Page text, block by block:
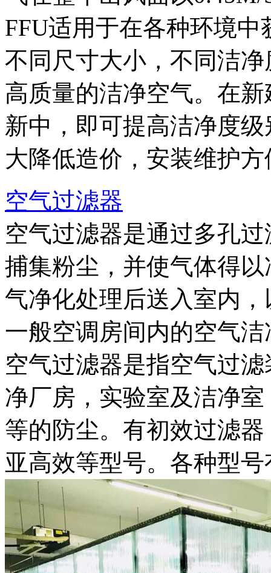
FFU适用于在各种环境
不同尺寸大小，不同洁
高质量的洁净空气。在
新中，即可提高洁净度
大降低造价，安装维护
空气过滤器
空气过滤器是通过多孔
捕集粉尘，并使气体得
气净化处理后送入室内
一般空调房间内的空气洁
空气过滤器是指空气过
净厂房，实验室及洁净
等的防尘。有初效过滤
亚高效等型号。各种型